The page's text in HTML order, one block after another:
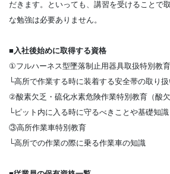
だきます。といっても、講習を受けることで
な勉強は必要ありません。
■入社後始めに取得する資格
①フルハーネス型墜落制止用器具取扱特別教育
└高所で作業する時に装着する安全帯の取り
②酸素欠乏・硫化水素危険作業特別教育（酸欠
└ピット内に入る時に守るべきことや基礎知識
③高所作業車特別教育
└高所での作業の際に乗る作業車の知識